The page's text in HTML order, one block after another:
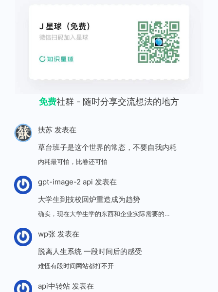
免费社群 - 随时分享交流想法的地方
扶苏发表在
草台班子是这个世界的常态，不要自我内耗
内耗最可怕，比卷还可怕
gpt-image-2 api 发表在
大学生到技校回炉重造成为趋势
确实，现在大学生学的东西和企业实际需要的…
wp张发表在
脱离人生系统 一段时间后的感受
难怪有段时间网站都打不开
api中转站发表在